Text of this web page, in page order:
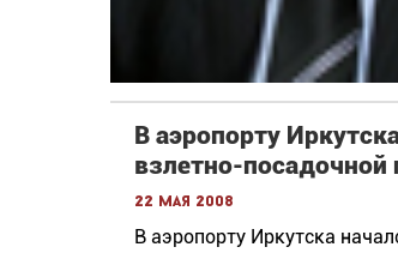
В аэропорту
взлетно-посадочной
22 мая 2008
В аэропорту Иркутска